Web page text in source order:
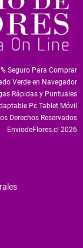
Seguro Para Comprar
Verde en Navegador
Rápidas y Puntuales
Pc Tablet Móvil
Derechos Reservados
EnviodeFlores.cl 2026